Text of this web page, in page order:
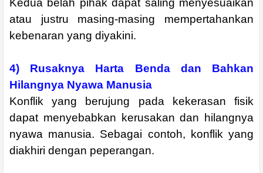
Kedua belah pihak dapat saling menyesuaikan
atau justru masing-masing mempertahankan
kebenaran yang diyakini.
4) Rusaknya Harta Benda dan Bahkan
Hilangnya Nyawa Manusia
Konflik yang berujung pada kekerasan fisik
dapat menyebabkan kerusakan dan hilangnya
nyawa manusia. Sebagai contoh, konflik yang
diakhiri dengan peperangan.